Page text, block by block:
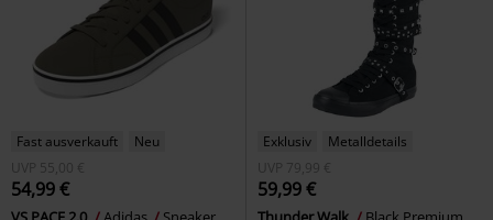
Fast ausverkauft
Neu
UVP
55,00 €
54,99 €
Exklusiv
Metalldetails
UVP
79,99 €
59,99 €